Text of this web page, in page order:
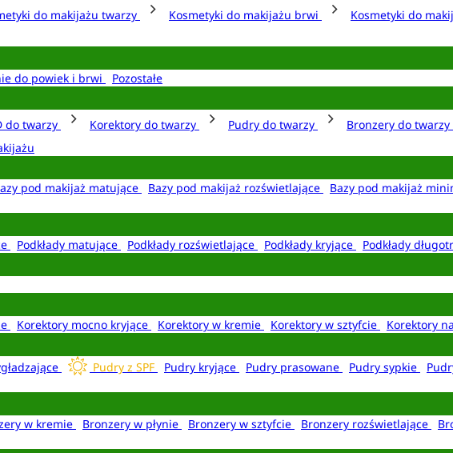
do makijażu twarzy Kosmetyki do makijażu brwi Kosmetyki do
do powiek i brwi
Pozostałe
do twarzy Korektory do twarzy Pudry do twarzy Bronzery do twarzy
pod makijaż matujące Bazy pod makijaż rozświetlające Bazy pod makijaż
Podkłady matujące Podkłady rozświetlające Podkłady kryjące Podkłady
Korektory mocno kryjące Korektory w kremie Korektory w sztyfcie
Korektory
Pudry z SPF Pudry kryjące Pudry prasowane Pudry sypkie
w kremie Bronzery w płynie Bronzery w sztyfcie Bronzery rozświetlające